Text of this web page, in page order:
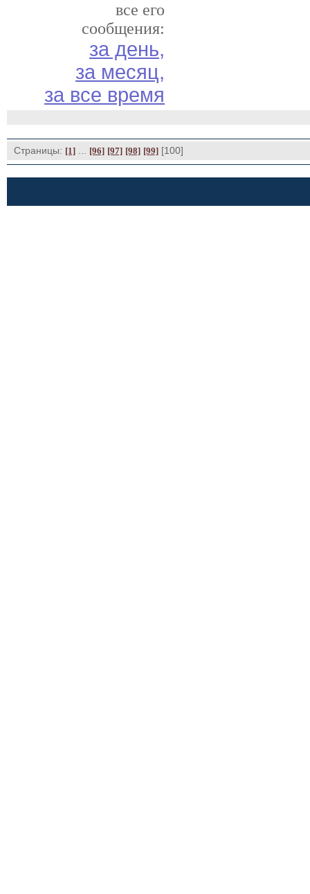
все его
сообщения:
за день,
за месяц,
за все время
Страницы: [1] [96] [97] [98] [99] [100]